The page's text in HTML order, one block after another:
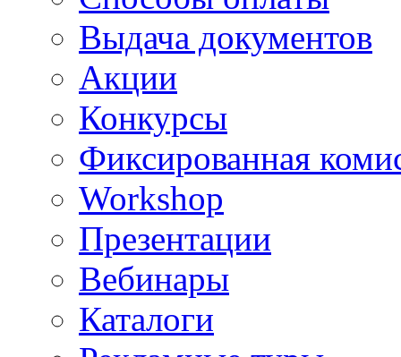
Выдача документов
Акции
Конкурсы
Фиксированная
Workshop
Презентации
Вебинары
Каталоги